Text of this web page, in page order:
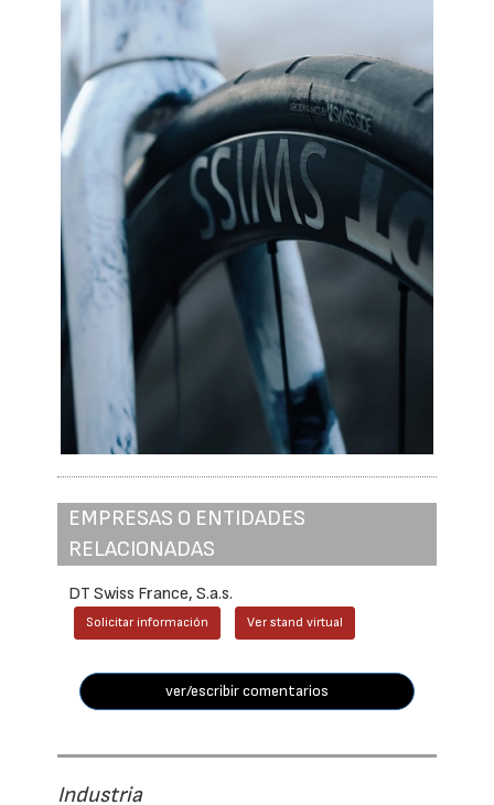
EMPRESAS O ENTIDADES
RELACIONADAS
DT Swiss France, S.a.s.
Solicitar información Ver stand virtual
ver/escribir comentarios
Industria